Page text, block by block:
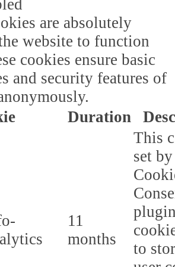
are absolutely
website to function
cookies ensure basic
and security features of
Duration
11
months
This
set
to